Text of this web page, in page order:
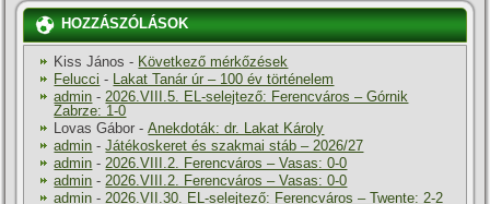
HOZZÁSZÓLÁSOK
Kiss János - Következő mérkőzések
Felucci - Lakat Tanár úr – 100 év történelem
admin -2026.VIII.5. EL-selejtező: Ferencváros – Górnik
Zabrze: 1-0
Lovas Gábor -Anekdoták: dr. Lakat Károly
admin -Játékoskeret és szakmai stáb – 2026/27
admin -2026.VIII.2. Ferencváros – Vasas: 0-0
admin -2026.VIII.2. Ferencváros – Vasas: 0-0
admin -2026.VII.30. EL-selejtező: Ferencváros – Twente: 2-2